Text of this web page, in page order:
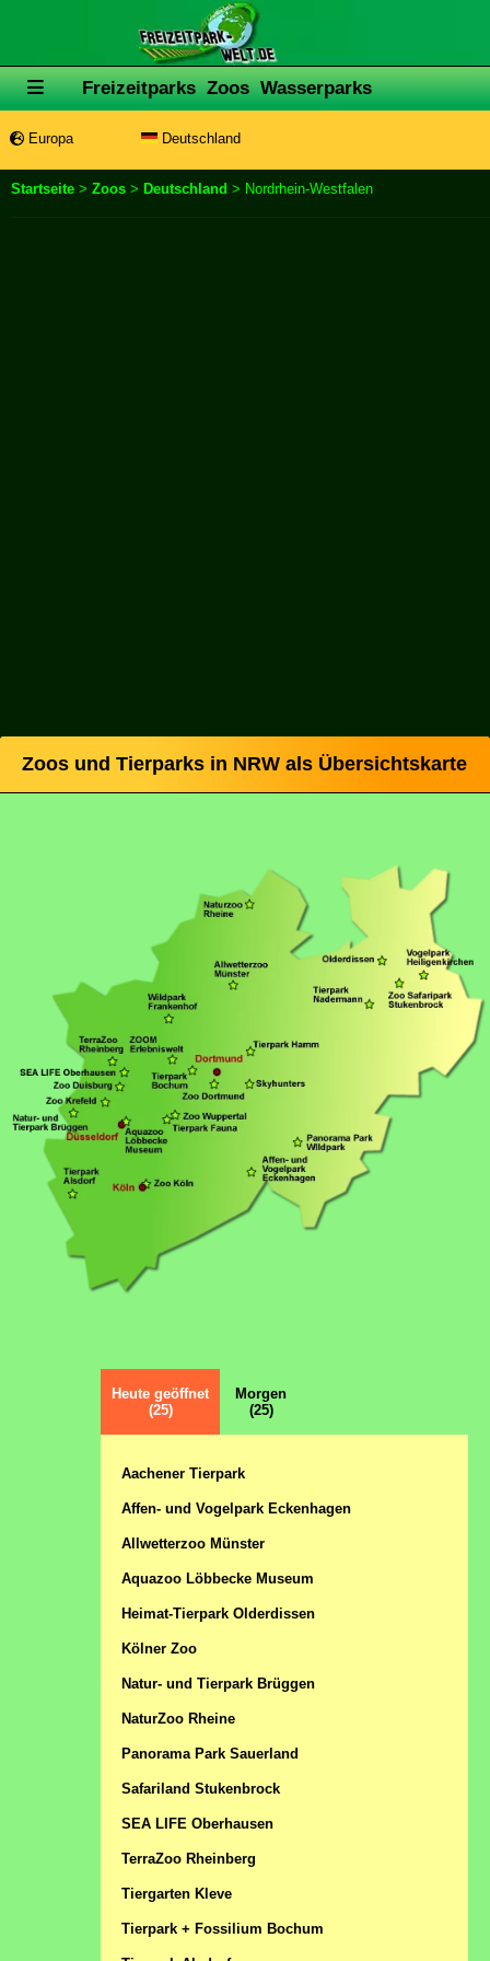
Freizeitparks Zoos Wasserparks
Europa Deutschland
Startseite > Zoos > Deutschland > Nordrhein-Westfalen
Zoos und Tierparks in NRW als Übersichtskarte
Heute geöffnet
(25)
Morgen
(25)
Aachener Tierpark
Affen- und Vogelpark Eckenhagen
Allwetterzoo Münster
Aquazoo Löbbecke Museum
Heimat-Tierpark Olderdissen
Kölner Zoo
Natur- und Tierpark Brüggen
NaturZoo Rheine
Panorama Park Sauerland
Safariland Stukenbrock
SEA LIFE Oberhausen
TerraZoo Rheinberg
Tiergarten Kleve
Tierpark + Fossilium Bochum